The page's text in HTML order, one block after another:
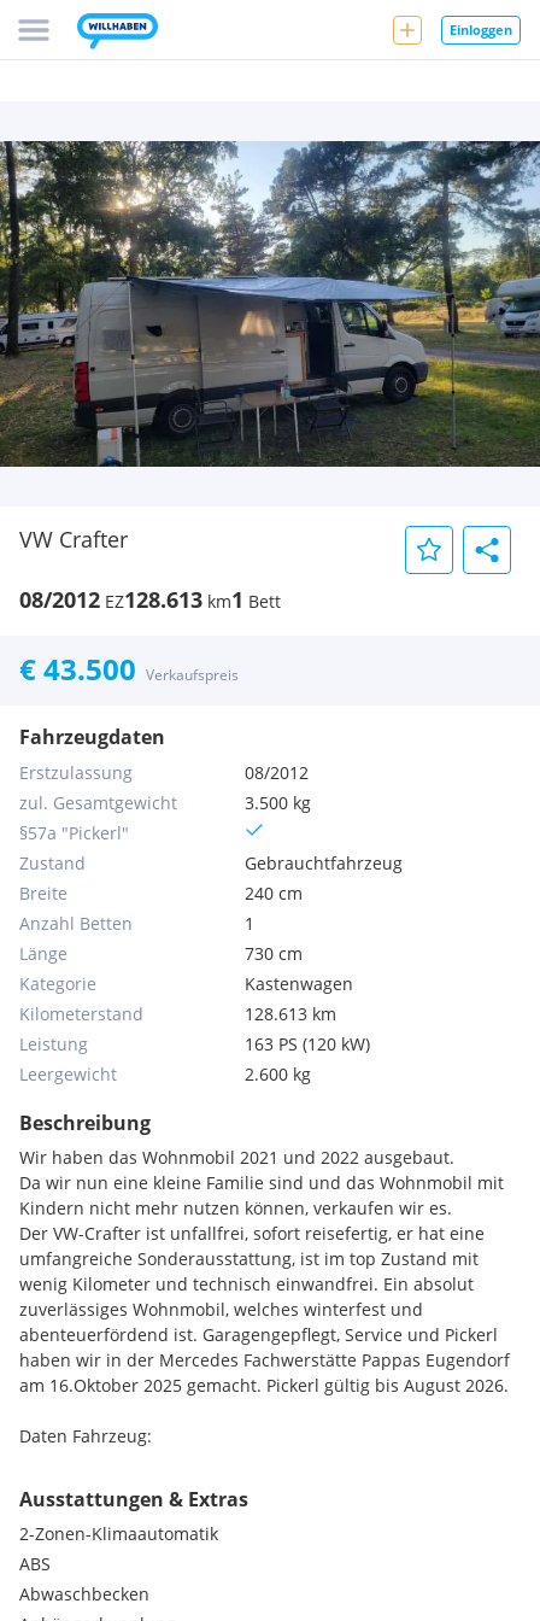
Einloggen
VW Crafter
08/2012 EZ128.613 km1 Bett
€ 43.500 Verkaufspreis
Fahrzeugdaten
Erstzulassung
08/2012
zul. Gesamtgewicht
3.500 kg
§57a "Pickerl"
Zustand
Gebrauchtfahrzeug
Breite
240 cm
Anzahl Betten
1
Länge
730 cm
Kategorie
Kastenwagen
Kilometerstand
128.613 km
Leistung
163 PS (120 kW)
Leergewicht
2.600 kg
Beschreibung
Wir haben das Wohnmobil 2021 und 2022 ausgebaut.
Da wir nun eine kleine Familie sind und das Wohnmobil mit
Kindern nicht mehr nutzen können, verkaufen wir es.
Der VW-Crafter ist unfallfrei, sofort reisefertig, er hat eine
umfangreiche Sonderausstattung, ist im top Zustand mit
wenig Kilometer und technisch einwandfrei. Ein absolut
zuverlässiges Wohnmobil, welches winterfest und
abenteuerfördend ist. Garagengepflegt, Service und Pickerl
haben wir in der Mercedes Fachwerstätte Pappas Eugendorf
am 16.Oktober 2025 gemacht. Pickerl gültig bis August 2026.
Daten Fahrzeug:
Farbe: weiß
Motorisierung: 2.0l Diesel
Leistung: 120kW
Eigengewicht: 2600kg
Kilometerstand: 128613
Ausstattungen & Extras
2-Zonen-Klimaautomatik
ABS
Abwaschbecken